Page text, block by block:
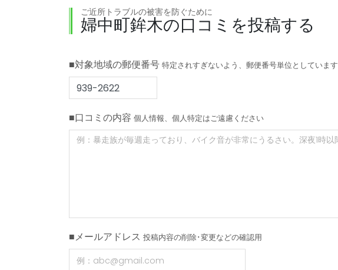
ご近所トラブルの被害を防ぐために
婦中町鉾木の口コミを投稿する
■対象地域の郵便番号 特定されすぎないよう、郵便番号単位としています
■口コミの内容 個人情報、個人特定はご遠慮ください
■メールアドレス 投稿内容の削除･変更などの確認用